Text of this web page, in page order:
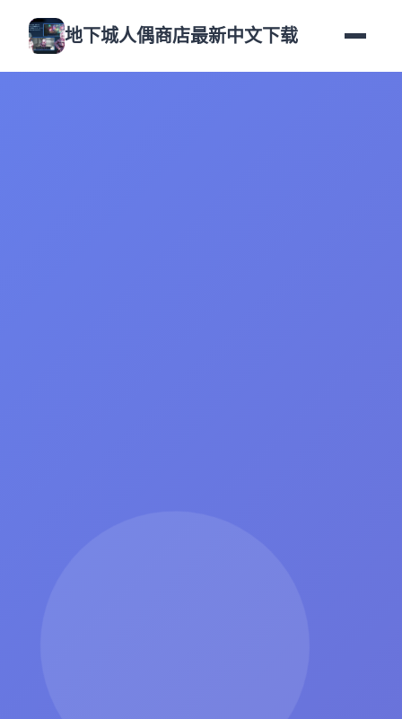
地下城人偶商店最新中文下载